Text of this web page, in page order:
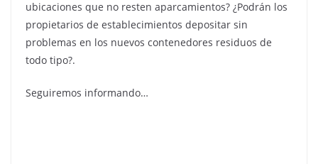
ubicaciones que no resten aparcamientos? ¿Podrán los
propietarios de establecimientos depositar sin
problemas en los nuevos contenedores residuos de
todo tipo?.
Seguiremos informando…